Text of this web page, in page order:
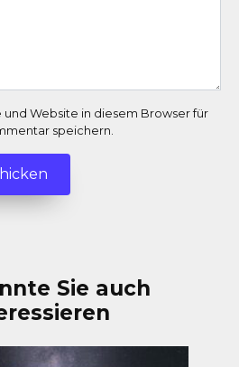
und Website in diesem Browser für
speichern.
Sie auch